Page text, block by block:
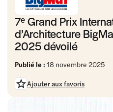
7ᵉ Grand Prix
d’Architecture
2025 dévoilé
Publié le : 18 novembre 2025
Ajouter aux favoris